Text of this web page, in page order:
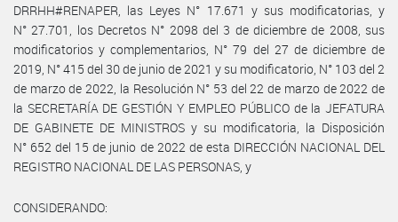
DRRHH#RENAPER, las Leyes N° 17.671 y sus modificatorias, y
N° 27.701, los Decretos N° 2098 del 3 de diciembre de 2008, sus
modificatorios y complementarios, N° 79 del 27 de diciembre de
2019, N° 415 del 30 de junio de 2021 y su modificatorio, N° 103 del 2
de marzo de 2022, la Resolución N° 53 del 22 de marzo de 2022 de
la SECRETARÍA DE GESTIÓN Y EMPLEO PÚBLICO de la JEFATURA
DE GABINETE DE MINISTROS y su modificatoria, la Disposición
N° 652 del 15 de junio de 2022 de esta DIRECCIÓN NACIONAL DEL
REGISTRO NACIONAL DE LAS PERSONAS, y
CONSIDERANDO: